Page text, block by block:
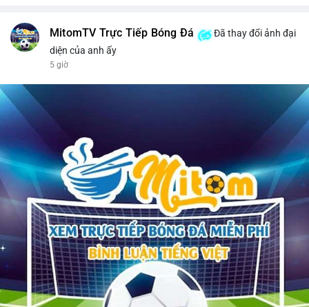
MitomTV Trực Tiếp Bóng Đá
Đã thay đổi ảnh đại
diện của anh ấy
5 giờ